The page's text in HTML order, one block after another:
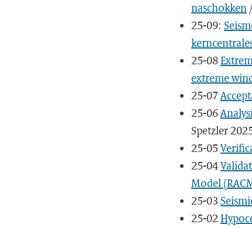
naschokken
25-09:
25-08
extreme
25-07
25-06
Spetzler
25-05
25-04
Model
25-03
25-02